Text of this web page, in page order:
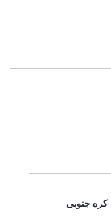
کره جنوبی